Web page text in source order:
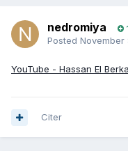
nedromiya
Posted November
YouTube - Hassan El
Citer